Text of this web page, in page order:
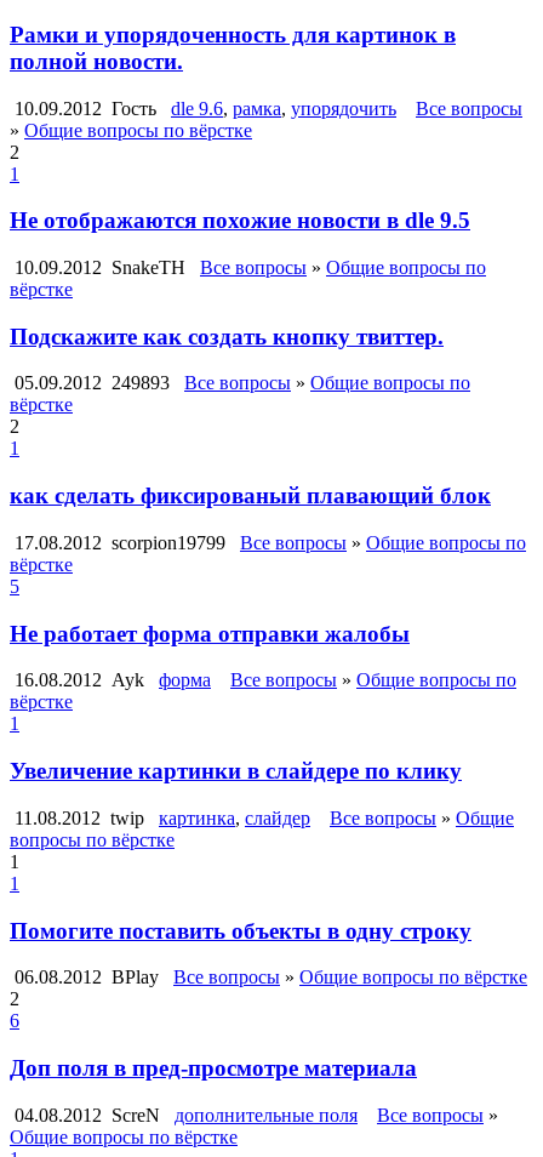
Рамки и упорядоченность для картинок в
полной новости.
10.09.2012 Гость dle 9.6, рамка, упорядочить
Все вопросы
» Общие вопросы по вёрстке
2
1
Не отображаются похожие новости в dle 9.5
10.09.2012 SnakeTH Все вопросы » Общие вопросы по
вёрстке
Подскажите как создать кнопку твиттер.
05.09.2012 249893 Все вопросы » Общие вопросы по
вёрстке
2
1
как сделать фиксированый плавающий блок
17.08.2012 scorpion19799 Все вопросы » Общие вопросы по
вёрстке
5
Не работает форма отправки жалобы
16.08.2012 Ayk форма Все вопросы » Общие вопросы по
вёрстке
1
Увеличение картинки в слайдере по клику
11.08.2012 twip картинка, слайдер Все вопросы » Общие
вопросы по вёрстке
1
1
Помогите поставить объекты в одну строку
06.08.2012 BPlay Все вопросы » Общие вопросы по вёрстке
2
6
Доп поля в пред-просмотре материала
04.08.2012 ScreN дополнительные поля Все вопросы »
Общие вопросы по вёрстке